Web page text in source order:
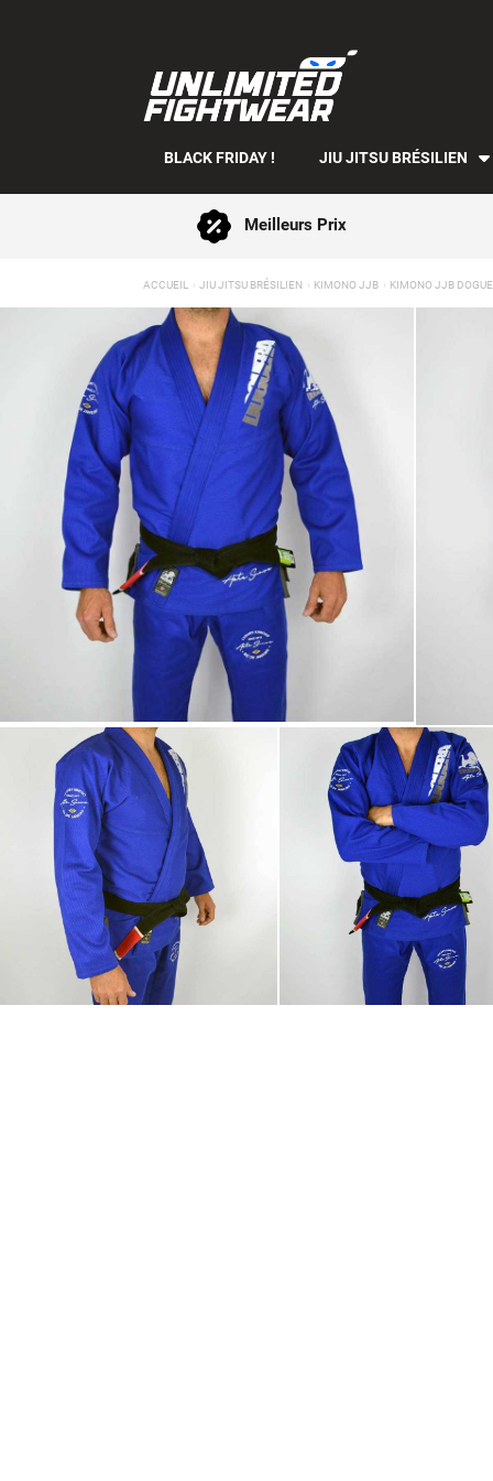
BLACK FRIDAY ! JIU JITSU BRÉSILIEN
Meilleurs Prix
ACCUEIL JIU JITSU BRÉSILIEN KIMONO JJB KIMONO JJB